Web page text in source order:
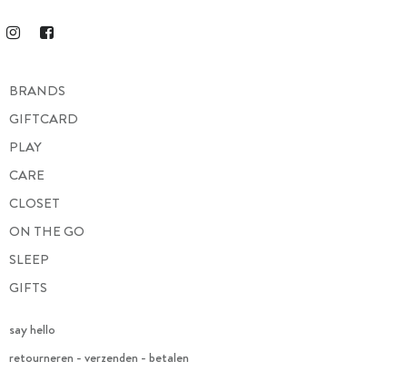
BRANDS
GIFTCARD
PLAY
CARE
CLOSET
ON THE GO
SLEEP
GIFTS
say hello
retourneren - verzenden - betalen